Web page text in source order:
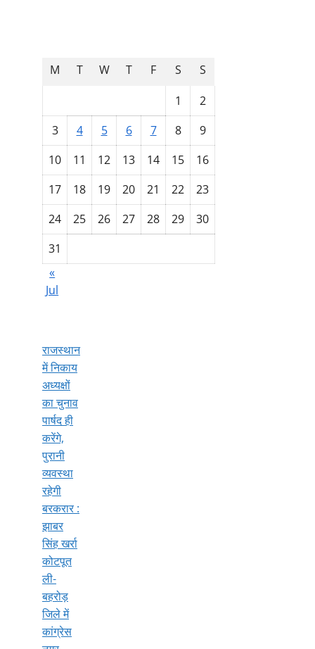
M T W T F S
S
1
2
3
4 5 6 7 8
9
10
11 12 13 14 15
16
17
18 19 20 21 22
23
24
25 26 27 28 29
30
31
«
Jul
राजस्थान
में निकाय
अध्यक्षों
का चुनाव
पार्षद ही
करेंगे,
पुरानी
व्यवस्था
रहेगी
बरकरार :
झाबर
सिंह खर्रा
कोटपूत
ली-
बहरोड़
जिले में
कांग्रेस